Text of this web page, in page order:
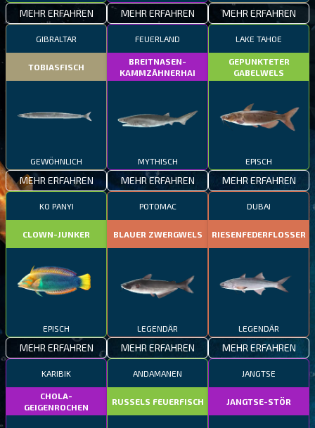
MEHR ERFAHREN MEHR ERFAHREN MEHR ERFAHREN
GIBRALTAR
TOBIASFISCH
GEWÖHNLICH
MEHR ERFAHREN
FEUERLAND
BREITNASEN-
KAMMZÄHNERHAI
MYTHISCH
MEHR ERFAHREN
LAKE TAHOE
GEPUNKTETER
GABELWELS
EPISCH
MEHR ERFAHREN
KO PANYI
CLOWN-JUNKER
EPISCH
MEHR ERFAHREN
POTOMAC
BLAUER ZWERGWELS
LEGENDÄR
MEHR ERFAHREN
DUBAI
RIESENFEDERFLOSSER
LEGENDÄR
MEHR ERFAHREN
KARIBIK
CHOLA-
GEIGENROCHEN
ANDAMANEN
RUSSELS FEUERFISCH
JANGTSE
JANGTSE-STÖR